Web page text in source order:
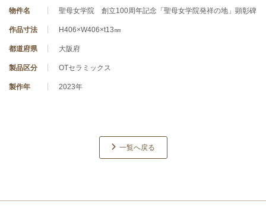
物件名 聖母女学院 創立100周年記念「聖母女学院発祥の地」顕彰碑
作品寸法 H406×W406×t13㎜
都道府県 大阪府
製品区分 OTセラミックス
製作年 2023年
一覧へ戻る